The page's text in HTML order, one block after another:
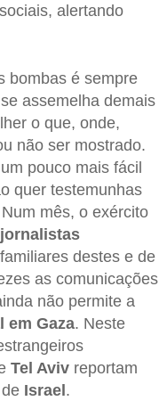
alertando
bombas é sempre
assemelha demais
o que, onde,
não ser mostrado.
pouco mais fácil
quer testemunhas
mês, o exército
destes e de
as comunicações
não permite a
em Gaza. Neste
Tel Aviv reportam
Israel .